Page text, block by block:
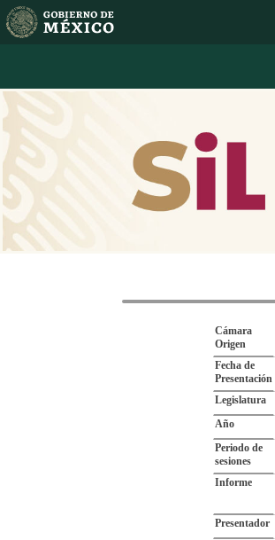
Cámara
Origen
Fecha de
Presentación
Legislatura
Año
Periodo de
sesiones
Informe
Presentador